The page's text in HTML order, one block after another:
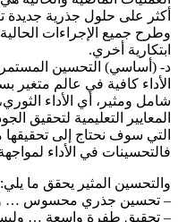
أكثر على حلول جذرية جديدة
وطرح جميع الإجراءات
ابتكارية أخري.
د- (أساسي) التحسين
الأداء كافية في عالم متغير
شامل ومثير، أي الأداء
المعايير التعليمية لتحقيق
التي سوف نحتاج إلى
فالتحسينات في الأداء
والتحسين المثير يحقق ما يلي:
– تحسين جذري محسوس …
– تحقيق طفرة واسعة …